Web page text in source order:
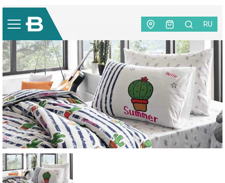
RU
Textile pentru casa
-20%